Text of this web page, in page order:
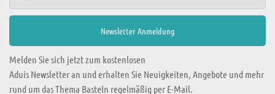
Melden Sie sich jetzt zum kostenlosen
Aduis Newsletter an und erhalten Sie Neuigkeiten, Angebote und mehr
rund um das Thema Basteln regelmäßig per E-Mail.